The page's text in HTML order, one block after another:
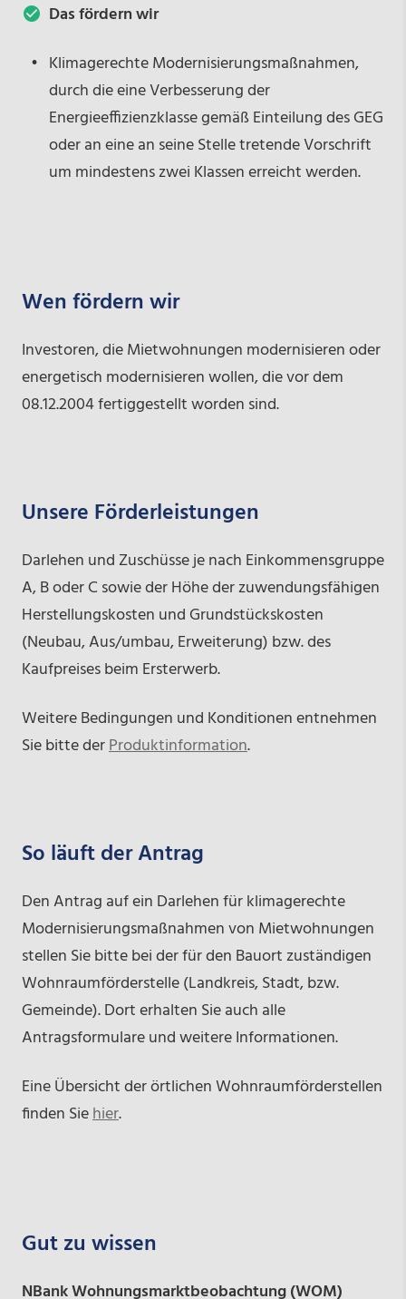
Das fördern wir
Klimagerechte Modernisierungsmaßnahmen,
durch die eine Verbesserung der
Energieeffizienzklasse gemäß Einteilung des GEG
oder an eine an seine Stelle tretende Vorschrift
um mindestens zwei Klassen erreicht werden.
Wen fördern wir
Investoren, die Mietwohnungen modernisieren oder
energetisch modernisieren wollen, die vor dem
08.12.2004 fertiggestellt worden sind.
Unsere Förderleistungen
Darlehen und Zuschüsse je nach Einkommensgruppe
A, B oder C sowie der Höhe der zuwendungsfähigen
Herstellungskosten und Grundstückskosten
(Neubau, Aus/umbau, Erweiterung) bzw. des
Kaufpreises beim Ersterwerb.
Weitere Bedingungen und Konditionen entnehmen
Sie bitte derProduktinformation.
So läuft der Antrag
Den Antrag auf ein Darlehen für klimagerechte
Modernisierungsmaßnahmen von Mietwohnungen
stellen Sie bitte bei der für den Bauort zuständigen
Wohnraumförderstelle (Landkreis, Stadt, bzw.
Gemeinde). Dort erhalten Sie auch alle
Antragsformulare und weitere Informationen.
Eine Übersicht der örtlichen Wohnraumförderstellen
finden Siehier.
Gut zu wissen
NBank Wohnungsmarktbeobachtung (WOM)